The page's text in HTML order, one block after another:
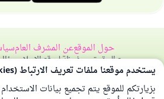
حول الموقععن المشرف العام
جميع الحقوق محفوظة لموقع الإسلام سؤال وجواب
يستخدم موقعنا ملفات تعريف الارتباط (Cookies)
بزيارتكم للموقع يتم تجميع بيانات